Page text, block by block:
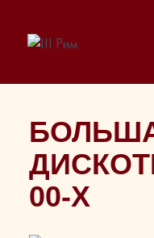
00-Х